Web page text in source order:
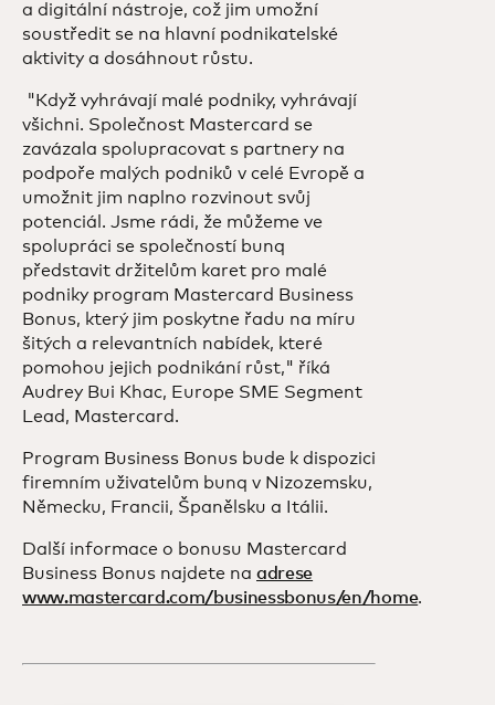
a digitální nástroje, což jim umožní
soustředit se na hlavní podnikatelské
aktivity a dosáhnout růstu.
"Když vyhrávají malé podniky, vyhrávají
všichni. Společnost Mastercard se
zavázala spolupracovat s partnery na
podpoře malých podniků v celé Evropě a
umožnit jim naplno rozvinout svůj
potenciál. Jsme rádi, že můžeme ve
spolupráci se společností bunq
představit držitelům karet pro malé
podniky program Mastercard Business
Bonus, který jim poskytne řadu na míru
šitých a relevantních nabídek, které
pomohou jejich podnikání růst," říká
Audrey Bui Khac, Europe SME Segment
Lead, Mastercard.
Program Business Bonus bude k dispozici
firemním uživatelům bunq v Nizozemsku,
Německu, Francii, Španělsku a Itálii.
Další informace o bonusu Mastercard
Business Bonus najdete na adrese
www.mastercard.com/businessbonus/en/home.